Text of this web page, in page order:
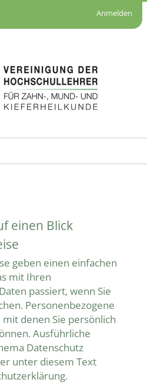
Anmelden
einen Blick
geben einen einfachen
mit Ihren
passiert, wenn Sie
Personenbezogene
denen Sie persönlich
Ausführliche
Datenschutz
unter diesem Text